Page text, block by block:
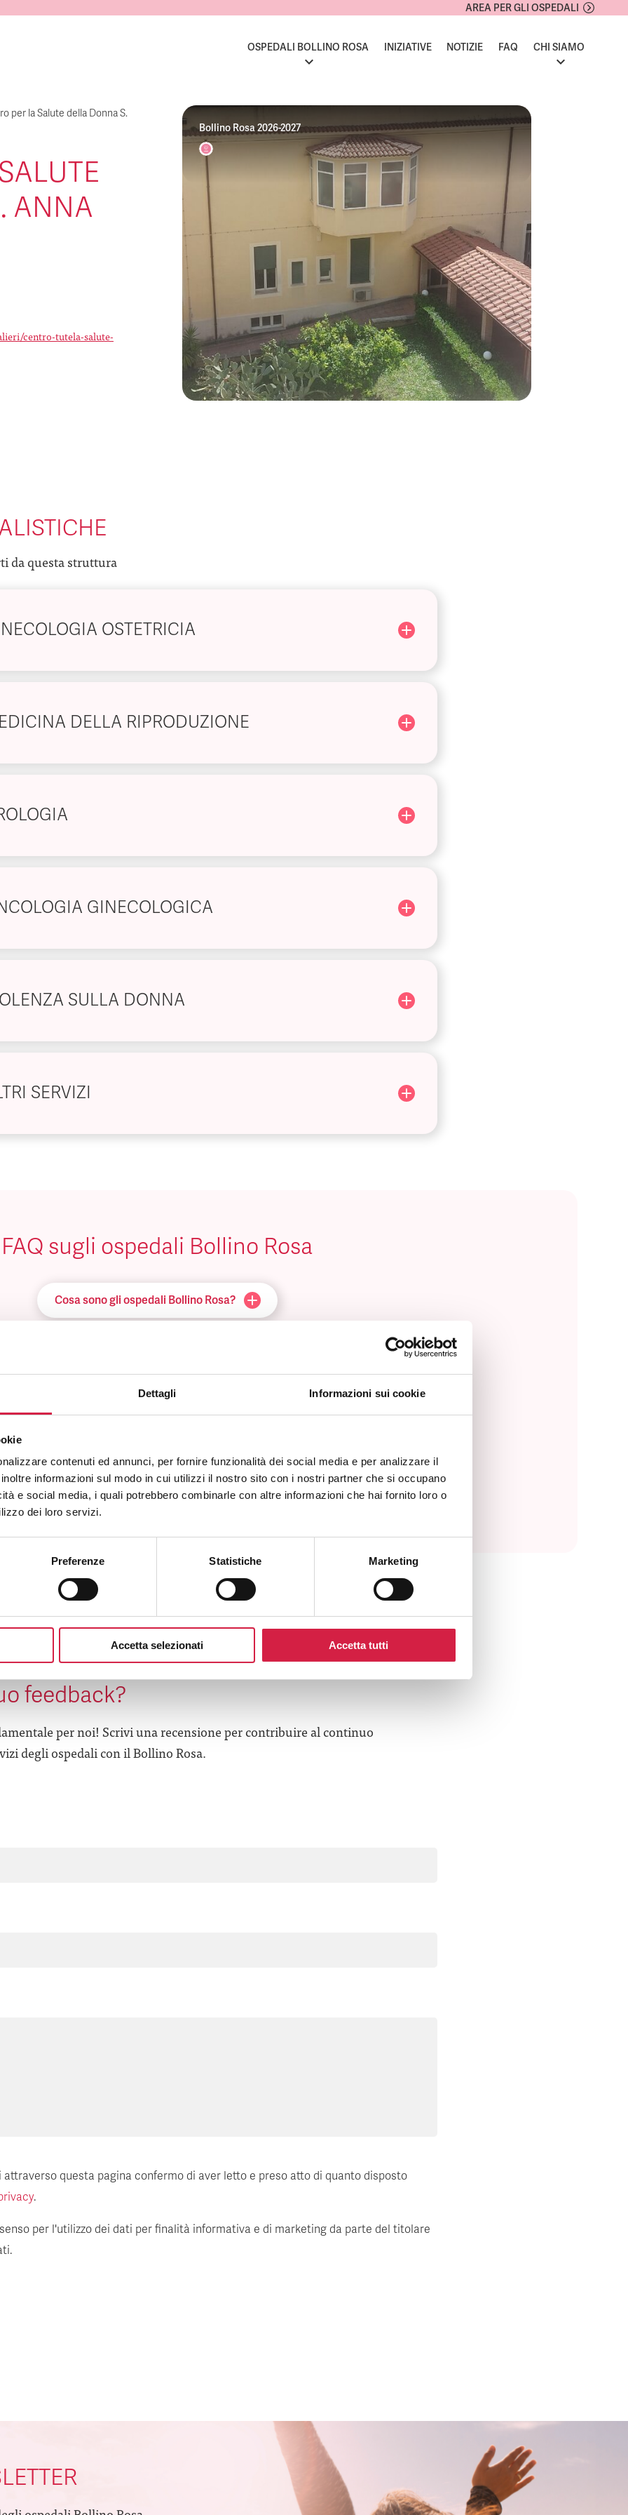
Dettagli Informazioni sui cookie
contenuti ed annunci, per fornire funzionalità dei social media e per analizzare il
informazioni sul modo in cui utilizzi il nostro sito con i nostri partner che si occupano
e social media, i quali potrebbero combinarle con altre informazioni che hai fornito loro o
dei loro servizi.
Preferenze Statistiche Marketing
Accetta selezionati Accetta tutti
AREA PER GLI OSPEDALI
OSPEDALI BOLLINO ROSA INIZIATIVE NOTIZIE FAQ CHI SIAMO
per la Salute della Donna S.
ANNA
centro-tutela-salute-
Bollino Rosa 2026-2027
da questa struttura
OSTETRICIA
DELLA RIPRODUZIONE
GINECOLOGICA
SULLA DONNA
SERVIZI
FAQ sugli ospedali Bollino Rosa
Cosa sono gli ospedali Bollino Rosa?
Come riconosco un ospedale Bollino Rosa?
posso utilizzare i servizi offerti dall’ospedale Bollino Rosa?
Quali sono i vantaggi per la popolazione?
in questa struttura e desideri
feedback?
per noi! Scrivi una recensione per contribuire al continuo
degli ospedali con il Bollino Rosa.
attraverso questa pagina confermo di aver letto e preso atto di quanto disposto
.
per l'utilizzo dei dati per finalità informativa e di marketing da parte del titolare